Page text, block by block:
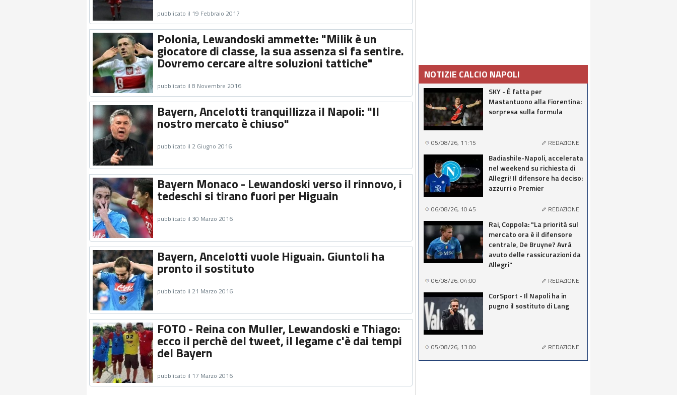
pubblicato il 19 Febbraio 2017
Polonia, Lewandoski ammette: "Milik è un
giocatore di classe, la sua assenza si fa sentire.
Dovremo cercare altre soluzioni tattiche"
pubblicato il 8 Novembre 2016
Bayern, Ancelotti tranquillizza il Napoli: "Il
nostro mercato è chiuso"
pubblicato il 2 Giugno 2016
Bayern Monaco - Lewandoski verso il rinnovo, i
tedeschi si tirano fuori per Higuain
pubblicato il 30 Marzo 2016
Bayern, Ancelotti vuole Higuain. Giuntoli ha
pronto il sostituto
pubblicato il 21 Marzo 2016
FOTO - Reina con Muller, Lewandoski e Thiago:
ecco il perchè del tweet, il legame c'è dai tempi
del Bayern
pubblicato il 17 Marzo 2016
NOTIZIE CALCIO NAPOLI
SKY - È fatta per
Mastantuono alla Fiorentina:
sorpresa sulla formula
05/08/26, 11:15 REDAZIONE
Badiashile-Napoli, accelerata
nel weekend su richiesta di
Allegri! Il difensore ha deciso:
azzurri o Premier
06/08/26, 10:45 REDAZIONE
Rai, Coppola: "La priorità sul
mercato ora è il difensore
centrale, De Bruyne? Avrà
avuto delle rassicurazioni da
Allegri"
06/08/26, 04:00 REDAZIONE
CorSport - Il Napoli ha in
pugno il sostituto di Lang
05/08/26, 13:00 REDAZIONE